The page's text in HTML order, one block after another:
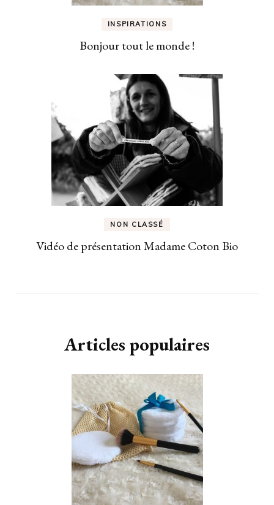
INSPIRATIONS
Bonjour tout le monde !
NON CLASSÉ
Vidéo de présentation Madame Coton Bio
Articles populaires